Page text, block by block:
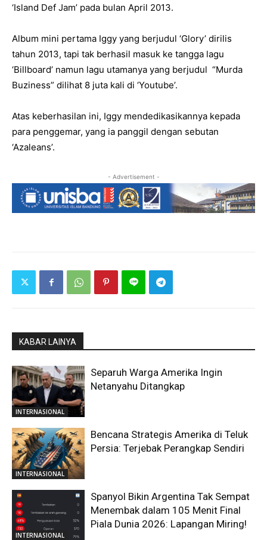
‘Island Def Jam’ pada bulan April 2013.
Album mini pertama Iggy yang berjudul ‘Glory’ dirilis
tahun 2013, tapi tak berhasil masuk ke tangga lagu
‘Billboard’ namun lagu utamanya yang berjudul “Murda
Buziness” dilihat 8 juta kali di ‘Youtube’.
Atas keberhasilan ini, Iggy mendedikasikannya kepada
para penggemar, yang ia panggil dengan sebutan
‘Azaleans’.
- Advertisement -
KABAR LAINYA
INTERNASIONAL
Separuh Warga Amerika Ingin
Netanyahu Ditangkap
INTERNASIONAL
Bencana Strategis Amerika di Teluk
Persia: Terjebak Perangkap Sendiri
INTERNASIONAL
Spanyol Bikin Argentina Tak Sempat
Menembak dalam 105 Menit Final
Piala Dunia 2026: Lapangan Miring!